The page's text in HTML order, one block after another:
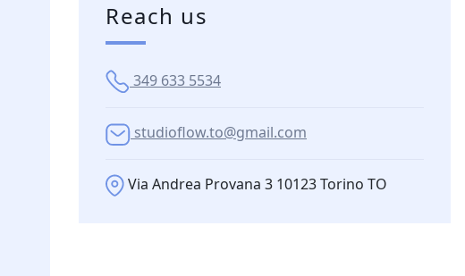
Reach us
349 633 5534
studioflow.to@gmail.com
Via Andrea Provana 3 10123 Torino TO